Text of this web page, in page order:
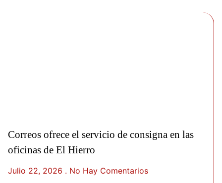
Correos ofrece el servicio de consigna en las
oficinas de El Hierro
Julio 22, 2026 No Hay Comentarios